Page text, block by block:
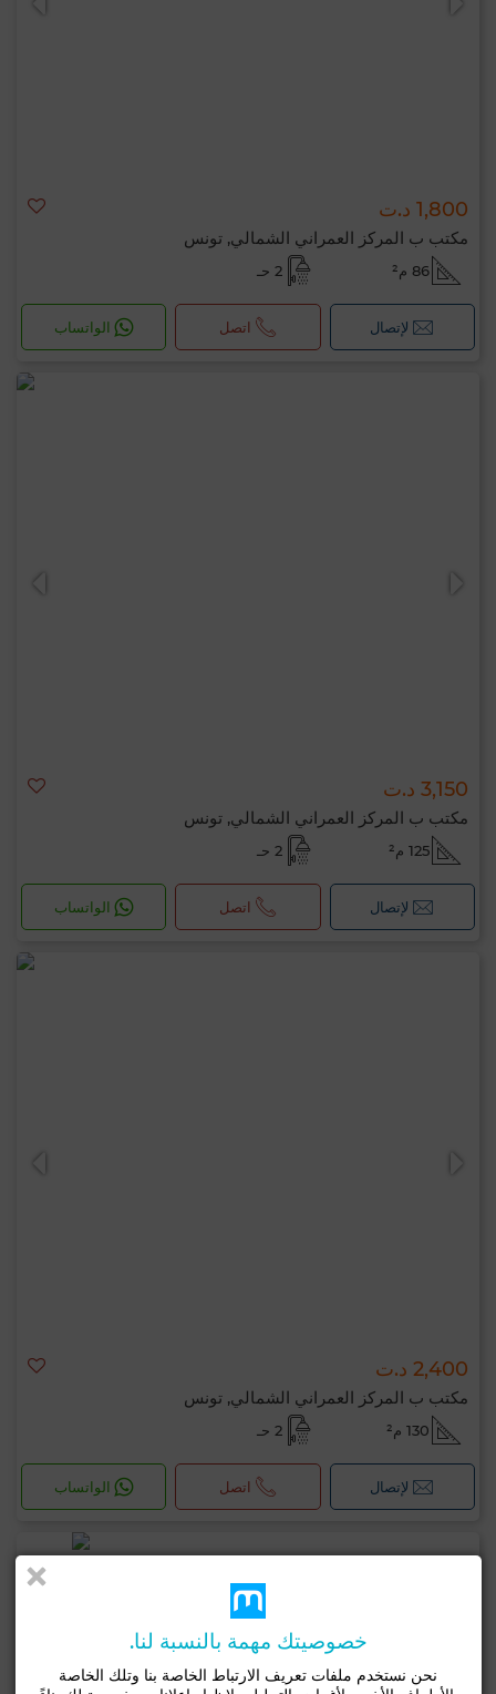
1,800 د.ت
مكتب ب المركز العمراني الشمالي, تونس
86 م² 2 حـ
لإتصال اتصل الواتساب
3,150 د.ت
مكتب ب المركز العمراني الشمالي, تونس
125 م² 2 حـ
لإتصال اتصل الواتساب
2,400 د.ت
مكتب ب المركز العمراني الشمالي, تونس
130 م² 2 حـ
لإتصال اتصل الواتساب
خصوصيتك مهمة بالنسبة لنا.
نحن نستخدم ملفات تعريف الارتباط الخاصة بنا وتلك الخاصة